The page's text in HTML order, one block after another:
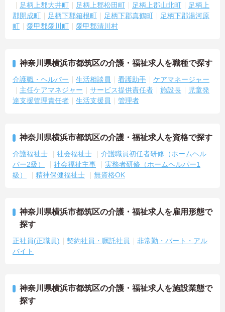
足柄上郡大井町
足柄上郡松田町 足柄上郡山北町
足柄上
郡開成町
足柄下郡箱根町 足柄下郡真鶴町
足柄下郡湯河原
町
愛甲郡愛川町 愛甲郡清川村
神奈川県横浜市都筑区の介護・福祉求人を職種で探す
介護職・ヘルパー 生活相談員 看護助手
ケアマネージャー
主任ケアマネジャー
サービス提供責任者 施設長
児童発
達支援管理責任者
生活支援員 管理者
神奈川県横浜市都筑区の介護・福祉求人を資格で探す
介護福祉士 社会福祉士
介護職員初任者研修（ホームヘル
パー2級）
社会福祉主事
実務者研修（ホームヘルパー1
級）
精神保健福祉士 無資格OK
神奈川県横浜市都筑区の介護・福祉求人を雇用形態で
探す
正社員(正職員) 契約社員・嘱託社員
非常勤・パート・アル
バイト
神奈川県横浜市都筑区の介護・福祉求人を施設業態で
探す